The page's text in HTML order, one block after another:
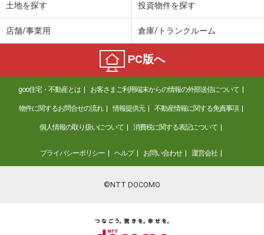
土地を探す 投資物件を探す
店舗/事業用 倉庫/トランクルーム
PC版へ
goo住宅・不動産とは お客さまご利用端末からの情報の外部送信について
物件に関するお問合せの流れ 情報提供元 不動産情報に関する免責事項
個人情報の取り扱いについて 消費税に関する表記について
プライバシーポリシー ヘルプ お問い合わせ 運営会社
©NTT DOCOMO